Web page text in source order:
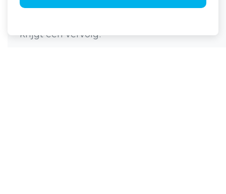
Home
Nieuws
krijgt een vervolg!